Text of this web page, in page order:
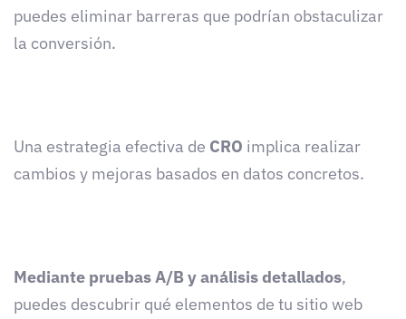
puedes eliminar barreras que podrían obstaculizar
la conversión.
Una estrategia efectiva de CRO implica realizar
cambios y mejoras basados en datos concretos.
Mediante pruebas A/B y análisis detallados,
puedes descubrir qué elementos de tu sitio web